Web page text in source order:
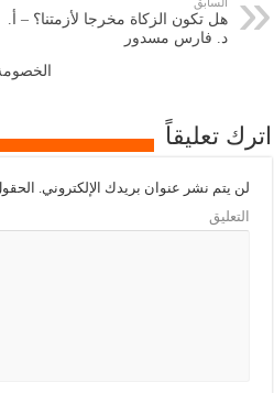
هل تكون الزكاة مخرجا لأزمتنا؟ – أ.
د. فارس مسدور
اترك تعليقاً
لن يتم نشر عنوان بريدك الإلكتروني.
التعليق